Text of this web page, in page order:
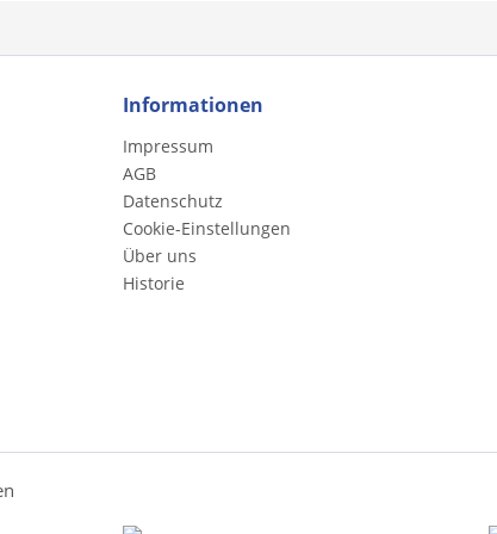
Informationen
Impressum
AGB
Datenschutz
Cookie-Einstellungen
Über uns
Historie